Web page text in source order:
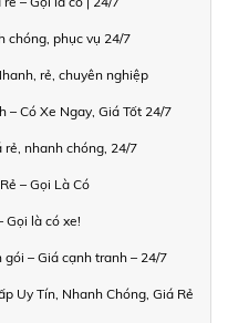
chóng, phục vụ 24/7
rẻ, chuyên nghiệp
– Có Xe Ngay, Giá Tốt 24/7
nhanh chóng, 24/7
– Gọi Là Có
Gọi là có xe!
– Giá cạnh tranh – 24/7
Uy Tín, Nhanh Chóng, Giá Rẻ